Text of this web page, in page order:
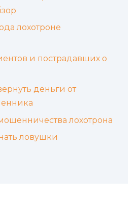
лохотроне
и пострадавших о
деньги от
лохотрона
ловушки